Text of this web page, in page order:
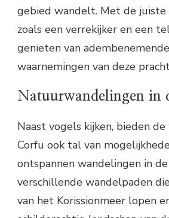
gebied wandelt. Met de juiste
zoals een verrekijker en een
genieten van
waarnemingen van deze
Natuurwandelingen in
Naast vogels kijken, bieden
Corfu ook tal van
ontspannen wandelingen in
verschillende wandelpaden
van het Korissionmeer lopen